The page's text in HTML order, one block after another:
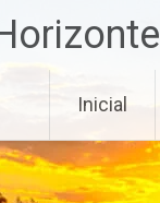
Inicial